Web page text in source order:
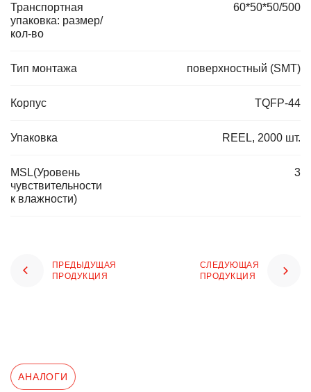
Транспортная
упаковка: размер/
кол-во
60*50*50/500
Тип монтажа поверхностный (SMT)
Корпус TQFP-44
Упаковка REEL, 2000 шт.
MSL(Уровень
чувствительности
к влажности)
3
ПРЕДЫДУЩАЯ
ПРОДУКЦИЯ
СЛЕДУЮЩАЯ
ПРОДУКЦИЯ
АНАЛОГИ